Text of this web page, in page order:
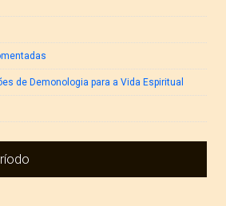
de Demonologia para a Vida Espiritual